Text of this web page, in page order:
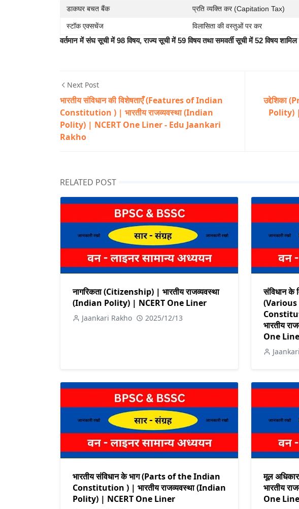
डाकघर बचत बैंक प्रति व्यक्ति कर (Capitation Tax)
स्टॉक एक्सचेंज विलासिता की वस्तुओं पर कर
वर्तमान में संघ सूची में 98 विषय, राज्य सूची में 59 विषय तथा समवर्ती सूची में 52 विषय
Next Post
भारतीय संविधान की विशेषताएँ (Features of Indian
Constitution ) | भारतीय राजव्यवस्था (Indian
Polity) | NCERT One Liner - Edu Jaankari
Rakho
उद्देशिका
Polity)
RELATED POST
नागरिकता (Citizenship) | भारतीय राजव्यवस्था
(Indian Polity) | NCERT One Liner
Jaankari Rakho 2025/12/13
संविधान के
भारतीय
One
भारतीय संविधान के भाग (Parts of the Indian
Constitution ) | भारतीय राजव्यवस्था (Indian
Polity) | NCERT One Liner
मूल
भारतीय
One